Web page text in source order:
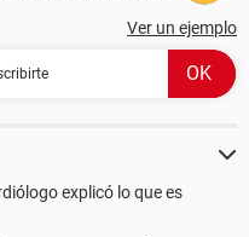
Ver un ejemplo
explicó lo que es